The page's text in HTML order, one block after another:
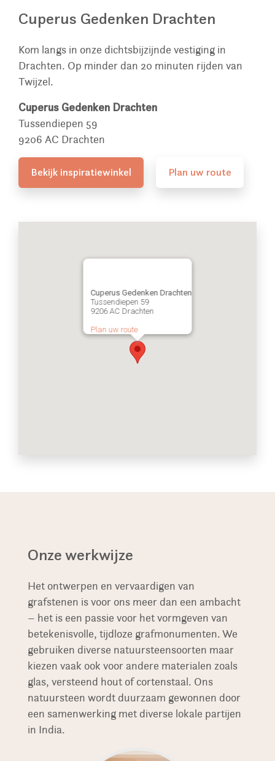
Cuperus Gedenken Drachten
Kom langs in onze dichtsbijzijnde vestiging in
Drachten. Op minder dan 20 minuten rijden van
Twijzel.
Cuperus Gedenken Drachten
Tussendiepen 59
9206 AC Drachten
Bekijk inspiratiewinkel Plan uw route
Cuperus Gedenken Drachten
Tussendiepen 59
9206 AC Drachten
Plan uw route
Onze werkwijze
Het ontwerpen en vervaardigen van
grafstenen is voor ons meer dan een ambacht
– het is een passie voor het vormgeven van
betekenisvolle, tijdloze grafmonumenten. We
gebruiken diverse natuursteensoorten maar
kiezen vaak ook voor andere materialen zoals
glas, versteend hout of cortenstaal. Ons
natuursteen wordt duurzaam gewonnen door
een samenwerking met diverse lokale partijen
in India.